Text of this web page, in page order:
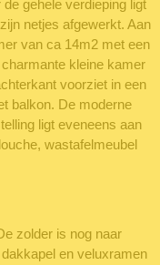
gehele verdieping ligt
netjes afgewerkt. Aan
van ca 14m2 met een
kleine kamer
voorziet in een
balkon. De moderne
ligt eveneens aan
wastafelmeubel
zolder is nog naar
en veluxramen